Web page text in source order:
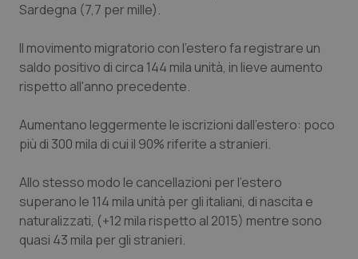
Sardegna (7,7 per mille).
Il movimento migratorio con l'estero fa registrare un
saldo positivo di circa 144 mila unità, in lieve aumento
rispetto all'anno precedente.
Aumentano leggermente le iscrizioni dall'estero: poco
più di 300 mila di cui il 90% riferite a stranieri.
Allo stesso modo le cancellazioni per l'estero
superano le 114 mila unità per gli italiani, di nascita e
naturalizzati, (+12 mila rispetto al 2015) mentre sono
quasi 43 mila per gli stranieri.